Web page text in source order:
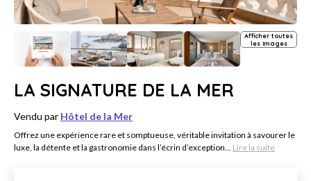
Afficher toutes
les images
LA SIGNATURE DE LA MER
Vendu par Hôtel de la Mer
Offrez une expérience rare et somptueuse, véritable invitation à savourer le
luxe, la détente et la gastronomie dans l’écrin d’exception... Lire la suite